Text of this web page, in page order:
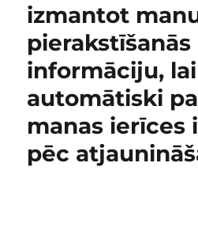
izmantot
pierakstīšanās
informāciju, lai
automātiski
manas ierīces
pēc